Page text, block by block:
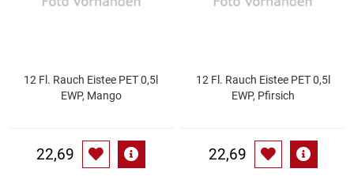
Trocken-/Backfrüchte
Waffeln / Kekse
12 Fl. Rauch Eistee PET 0,5l
EWP, Mango
22,69
12 Fl. Rauch Eistee PET 0,5l
EWP, Pfirsich
22,69